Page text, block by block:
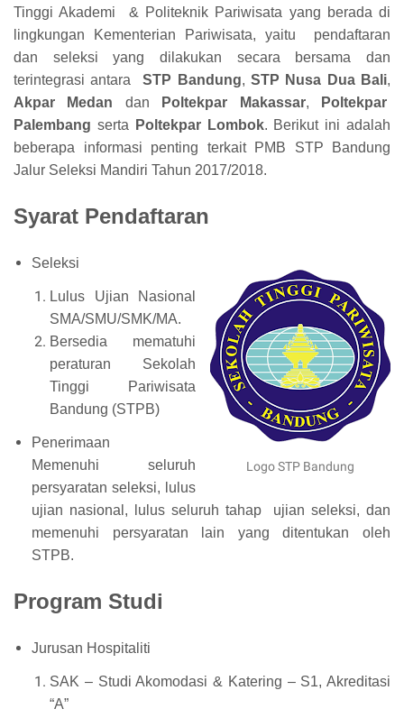
Tinggi Akademi & Politeknik Pariwisata yang berada di
lingkungan Kementerian Pariwisata, yaitu pendaftaran
dan seleksi yang dilakukan secara bersama dan
terintegrasi antaraSTP Bandung, STP Nusa Dua Bali,
Akpar Medan dan Poltekpar Makassar,
Poltekpar
Palembang serta Poltekpar Lombok. Berikut ini adalah
beberapa informasi penting terkait PMB STP Bandung
Jalur Seleksi Mandiri Tahun 2017/2018.
Syarat Pendaftaran
Logo STP Bandung
Seleksi
Lulus Ujian Nasional
SMA/SMU/SMK/MA.
Bersedia mematuhi
peraturan Sekolah
Tinggi Pariwisata
Bandung (STPB)
Penerimaan
Memenuhi seluruh
persyaratan seleksi, lulus
ujian nasional, lulus seluruh tahap ujian seleksi, dan
memenuhi persyaratan lain yang ditentukan oleh
STPB.
Program Studi
Jurusan Hospitaliti
SAK – Studi Akomodasi & Katering – S1, Akreditasi
“A”